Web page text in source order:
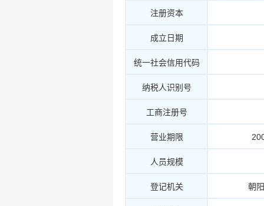
注册资本
成立日期
统一社会信用代码
纳税人识别号
工商注册号
营业期限
人员规模
登记机关 朝